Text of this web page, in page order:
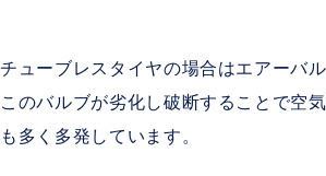
チューブレスタイヤの場合はエアーバ
このバルブが劣化し破断することで空
も多く多発しています。